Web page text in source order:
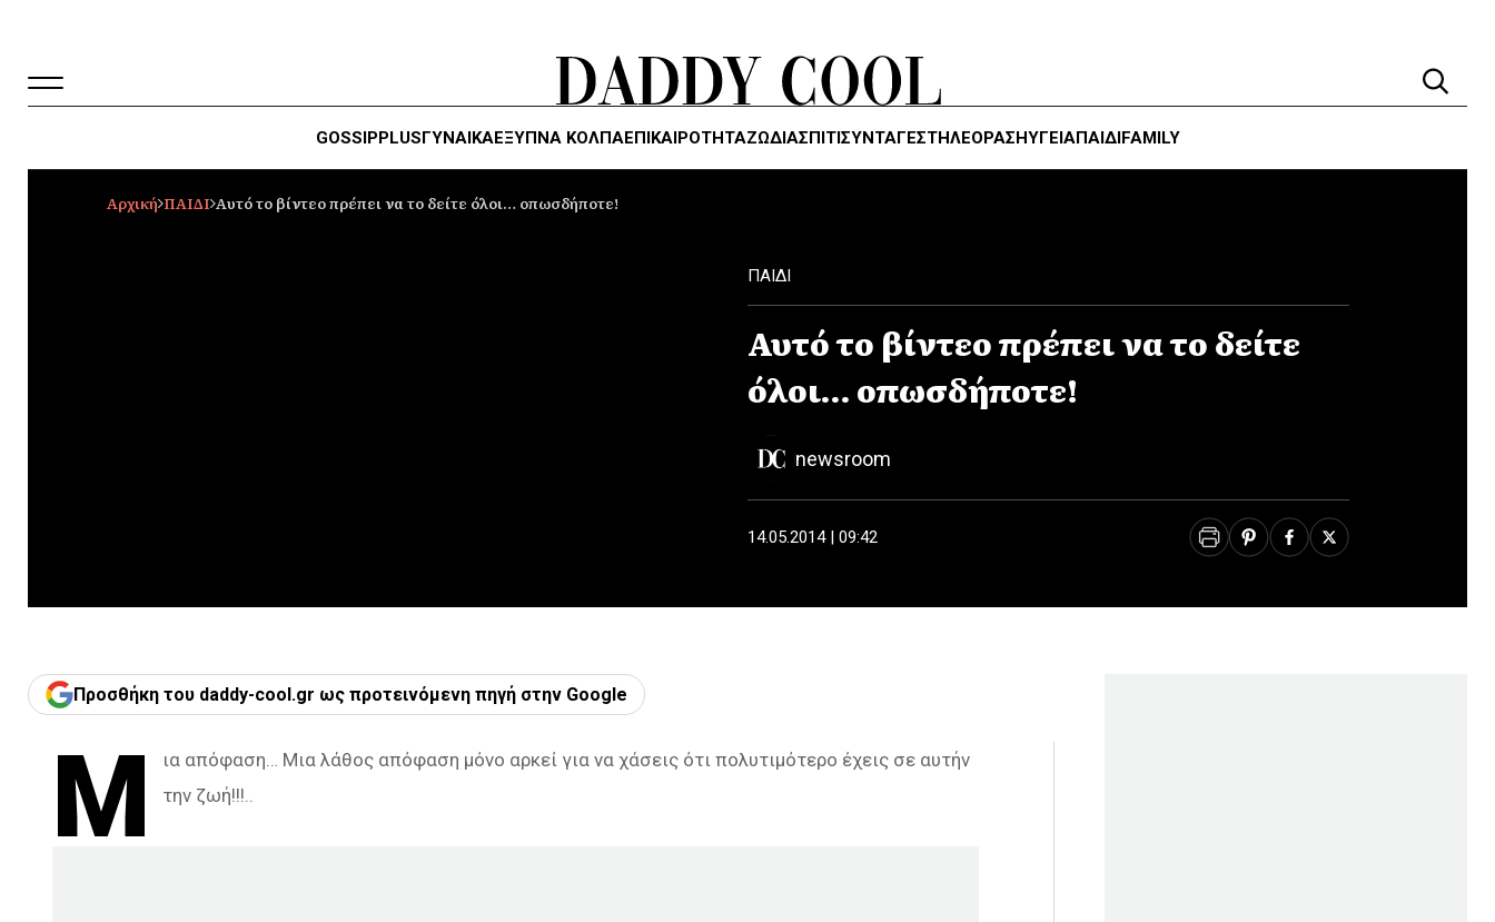
GOSSIPPLUSΓΥΝΑΙΚΑΈΞΥΠΝΑ ΚΌΛΠΑΕΠΙΚΑΙΡΟΤΗΤΑΖΏΔΙΑΣΠΙΤΙΣΥΝΤΑΓΕΣΤΗΛΕΌΡΑΣΗΥΓΕΊΑΠΑΙΔΙFAMILY
Αρχική ΠΑΙΔΙ Αυτό το βίντεο πρέπει να το δείτε όλοι… οπωσδήποτε!
ΠΑΙΔΙ
Αυτό το βίντεο πρέπει να το δείτε
όλοι… οπωσδήποτε!
newsroom
14.05.2014 | 09:42
Προσθήκη του daddy-cool.gr ως προτεινόμενη πηγή στην Google
Μ
ια απόφαση… Μια λάθος απόφαση μόνο αρκεί για να χάσεις ότι πολυτιμότερο έχεις σε αυτήν
την ζωή!!!..